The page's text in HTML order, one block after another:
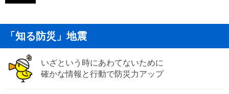
「知る防災」地震
いざという時にあわてないために
確かな情報と行動で防災力アップ